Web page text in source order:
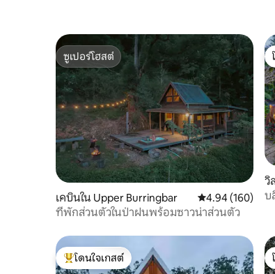
ซูเปอร์โฮสต์
ซูเปอร์โฮสต์
เคบินใน Upper Burringbar คะแนนเฉลี่ย
4.94 (160)
ที่พักส่วนตัวในป่าฝนพร้อมซาวน่าส่วนตัว
วิ
บ
โดนใจเกสต์ที่สุด
โดนใจเกสต์